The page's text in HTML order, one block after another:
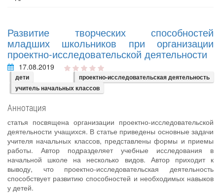
Развитие творческих способностей
младших школьников при организации
проектно-исследовательской деятельности
17.08.2019
дети
проектно-исследовательская деятельность
учитель начальных классов
Аннотация
статья посвящена организации проектно-исследовательской
деятельности учащихся. В статье приведены основные задачи
учителя начальных классов, представлены формы и приемы
работы. Автор подразделяет учебные исследования в
начальной школе на несколько видов. Автор приходит к
выводу, что проектно-исследовательская деятельность
способствует развитию способностей и необходимых навыков
у детей.